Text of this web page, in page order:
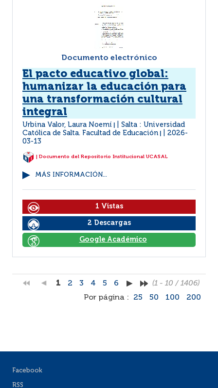
Documento electrónico
El pacto educativo global:
humanizar la educación para
una transformación cultural
integral
Urbina Valor, Laura Noemí
Salta : Universidad
Católica de Salta. Facultad de Educación
2026-
03-13
| Documento del Repositorio Institucional UCASAL
MÁS INFORMACIÓN...
1 Vistas
2 Descargas
Google Académico
1 2 3 4 5 6
(1 - 10 / 1406)
Por página :
25 50 100 200
Facebook
RSS